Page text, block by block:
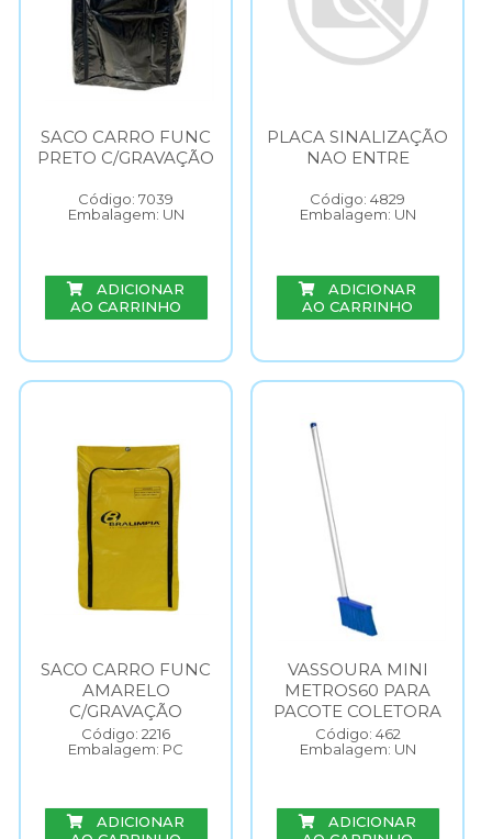
SACO CARRO FUNC
PRETO C/GRAVAÇÃO
Código: 7039
Embalagem: UN
ADICIONAR
AO CARRINHO
PLACA SINALIZAÇÃO
NAO ENTRE
Código: 4829
Embalagem: UN
ADICIONAR
AO CARRINHO
SACO CARRO FUNC
AMARELO
C/GRAVAÇÃO
Código: 2216
Embalagem: PC
ADICIONAR
VASSOURA MINI
METROS60 PARA
PACOTE COLETORA
Código: 462
Embalagem: UN
ADICIONAR